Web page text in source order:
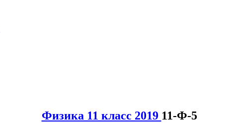
Физика 11 класс 2019 11-Ф-5